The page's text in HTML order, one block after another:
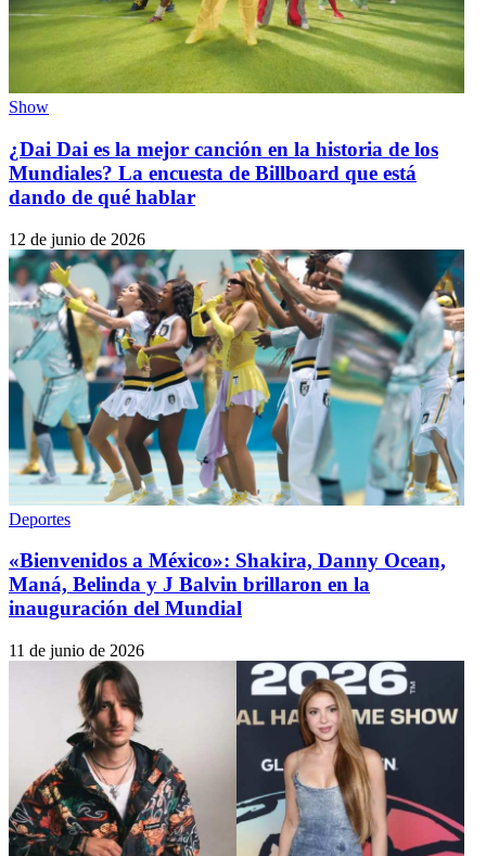
Show
¿Dai Dai es la mejor canción en la historia de los
Mundiales? La encuesta de Billboard que está
dando de qué hablar
12 de junio de 2026
Deportes
«Bienvenidos a México»: Shakira, Danny Ocean,
Maná, Belinda y J Balvin brillaron en la
inauguración del Mundial
11 de junio de 2026